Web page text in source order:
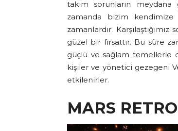
takım sorunların
zamanda bizim kendimize
zamanlardır.
güzel bir fırsattır. Bu süre
güçlü ve sağlam temellerle
kişiler ve yönetici gezegeni
etkilenirler.
MARS RETRO